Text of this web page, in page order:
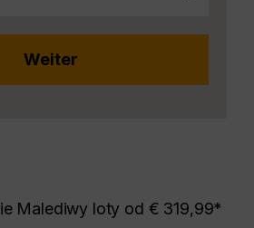
Malediwy loty od € 319,99*